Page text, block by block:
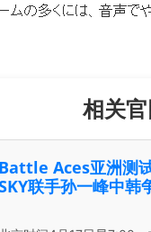
相关
Battle Aces亚洲测
联手孙一峰中韩